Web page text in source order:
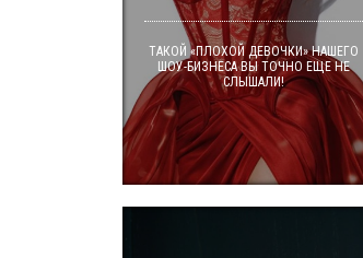
ТАКОЙ «ПЛОХОЙ ДЕВОЧКИ» НАШЕГО
ШОУ-БИЗНЕСА ВЫ ТОЧНО ЕЩЕ НЕ
СЛЫШАЛИ!